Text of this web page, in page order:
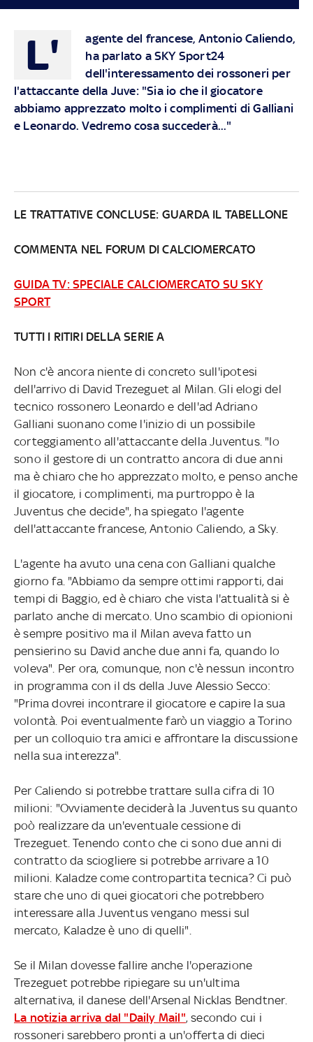
L'
agente del francese, Antonio Caliendo,
ha parlato a SKY Sport24
dell'interessamento dei rossoneri per
l'attaccante della Juve: "Sia io che il giocatore
abbiamo apprezzato molto i complimenti di Galliani
e Leonardo. Vedremo cosa succederà..."
LE TRATTATIVE CONCLUSE: GUARDA IL TABELLONE
COMMENTA NEL FORUM DI CALCIOMERCATO
GUIDA TV: SPECIALE CALCIOMERCATO SU SKY
SPORT
TUTTI I RITIRI DELLA SERIE A
Non c'è ancora niente di concreto sull'ipotesi
dell'arrivo di David Trezeguet al Milan. Gli elogi del
tecnico rossonero Leonardo e dell'ad Adriano
Galliani suonano come l'inizio di un possibile
corteggiamento all'attaccante della Juventus. "Io
sono il gestore di un contratto ancora di due anni
ma è chiaro che ho apprezzato molto, e penso anche
il giocatore, i complimenti, ma purtroppo è la
Juventus che decide", ha spiegato l'agente
dell'attaccante francese, Antonio Caliendo, a Sky.
L'agente ha avuto una cena con Galliani qualche
giorno fa. "Abbiamo da sempre ottimi rapporti, dai
tempi di Baggio, ed è chiaro che vista l'attualità si è
parlato anche di mercato. Uno scambio di opionioni
è sempre positivo ma il Milan aveva fatto un
pensierino su David anche due anni fa, quando lo
voleva". Per ora, comunque, non c'è nessun incontro
in programma con il ds della Juve Alessio Secco:
"Prima dovrei incontrare il giocatore e capire la sua
volontà. Poi eventualmente farò un viaggio a Torino
per un colloquio tra amici e affrontare la discussione
nella sua interezza".
Per Caliendo si potrebbe trattare sulla cifra di 10
milioni: "Ovviamente deciderà la Juventus su quanto
poò realizzare da un'eventuale cessione di
Trezeguet. Tenendo conto che ci sono due anni di
contratto da sciogliere si potrebbe arrivare a 10
milioni. Kaladze come contropartita tecnica? Ci può
stare che uno di quei giocatori che potrebbero
interessare alla Juventus vengano messi sul
mercato, Kaladze è uno di quelli".
Se il Milan dovesse fallire anche l'operazione
Trezeguet potrebbe ripiegare su un'ultima
alternativa, il danese dell'Arsenal Nicklas Bendtner.
La notizia arriva dal "Daily Mail", secondo cui i
rossoneri sarebbero pronti a un'offerta di dieci